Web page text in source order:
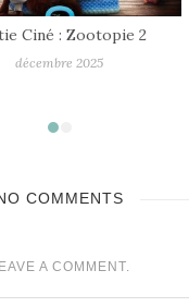
Ciné : Running Man
novembre 2025
COMMENTS
A COMMENT.